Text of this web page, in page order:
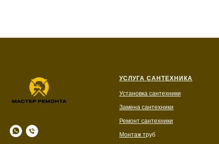
УСЛУГА САНТЕХНИКА
Установка сантехники
Замена сантехники
Ремонт сантехники
Монтаж труб